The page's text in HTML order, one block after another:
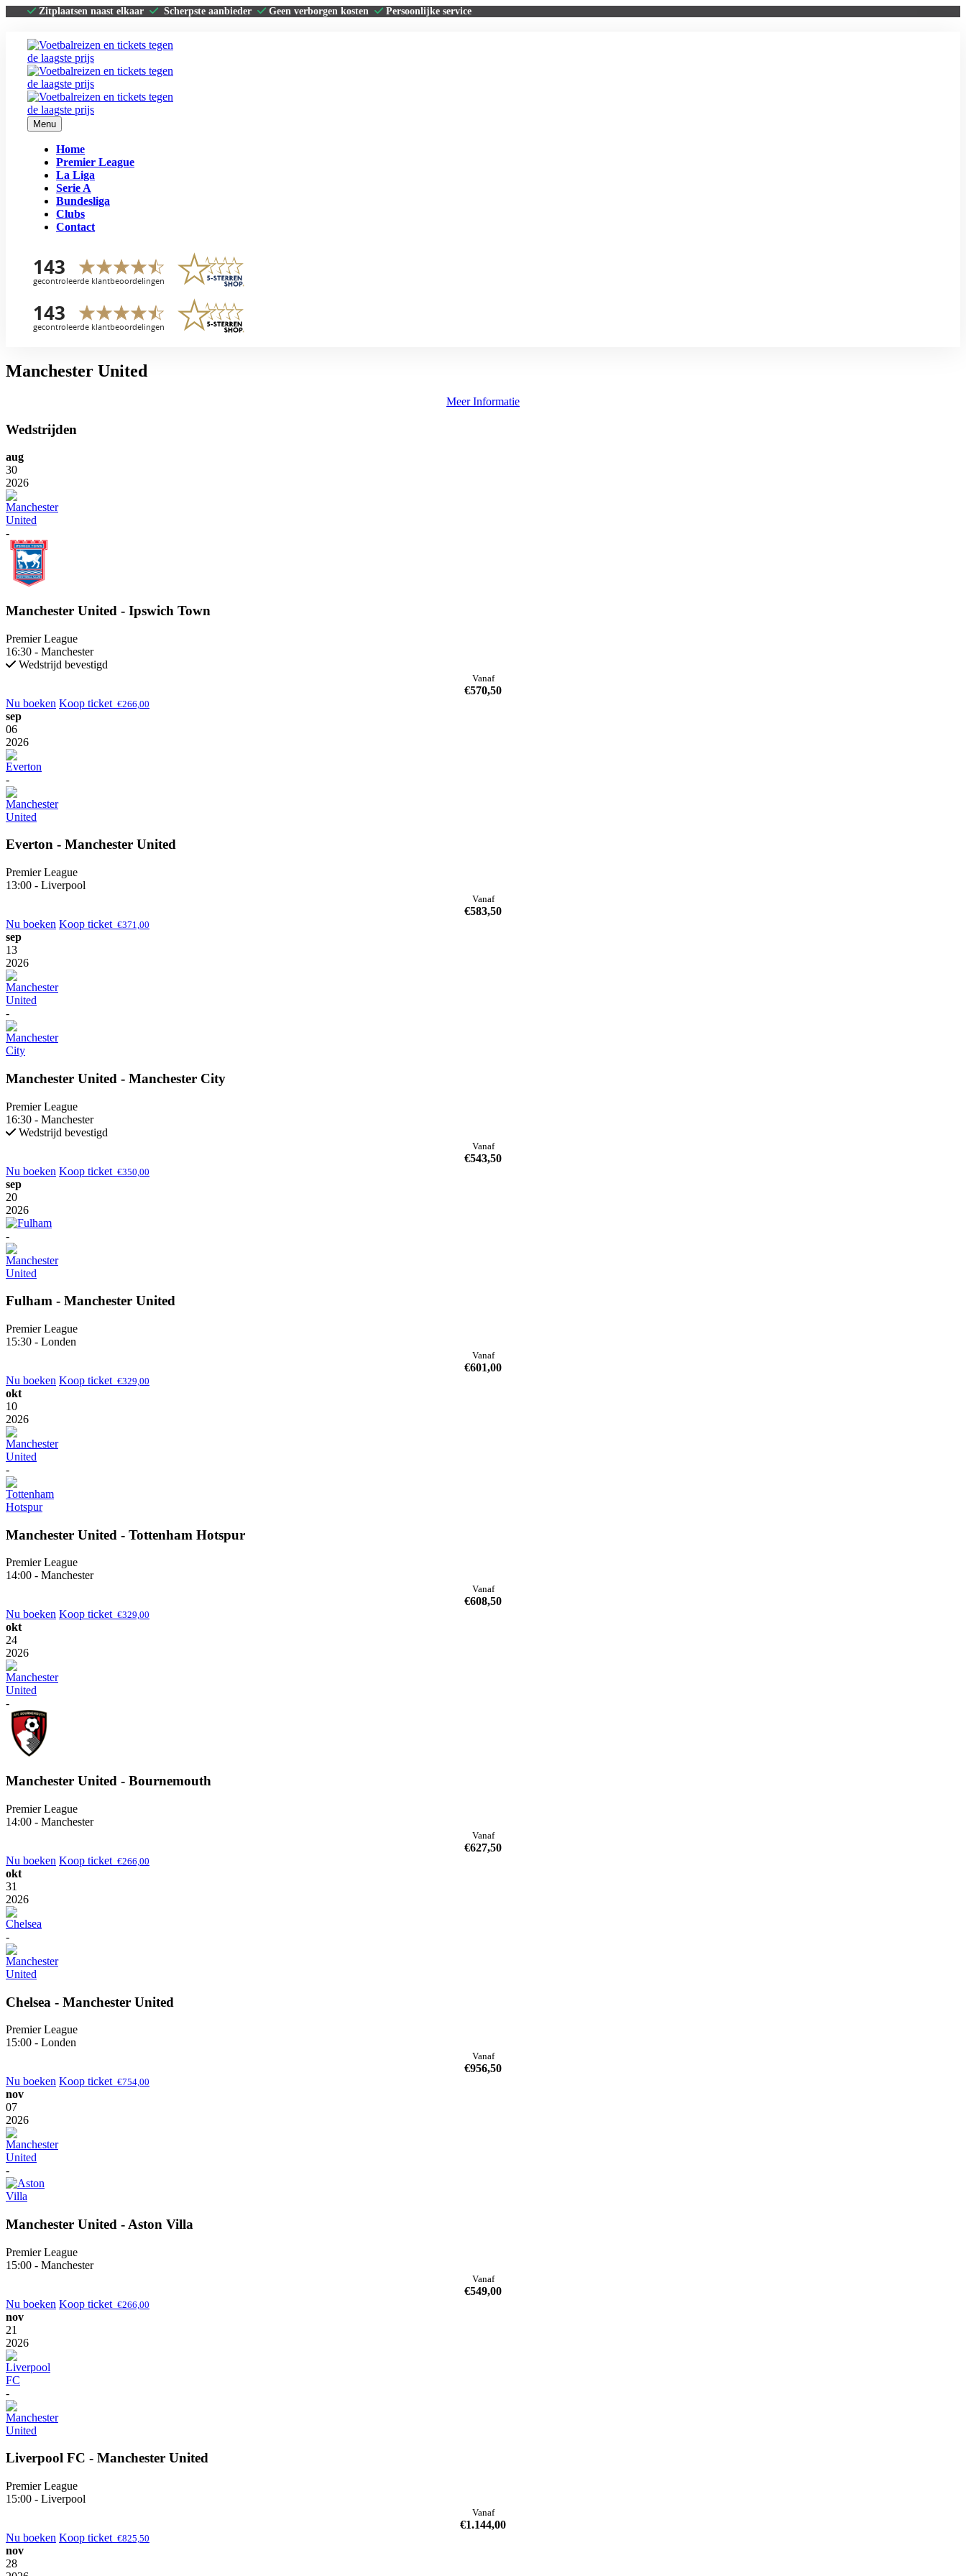
Zitplaatsen naast elkaar Scherpste aanbieder Geen verborgen kosten Persoonlijke service
Menu
Home
Premier League
La Liga
Serie A
Bundesliga
Clubs
Contact
Manchester United
Meer Informatie
Wedstrijden
aug
30
2026
-
Manchester United - Ipswich Town
Premier League
16:30 - Manchester
Wedstrijd bevestigd
Vanaf
€570,50
Nu boeken Koop ticket €266,00
sep
06
2026
-
Everton - Manchester United
Premier League
13:00 - Liverpool
Vanaf
€583,50
Nu boeken Koop ticket €371,00
sep
13
2026
-
Manchester United - Manchester City
Premier League
16:30 - Manchester
Wedstrijd bevestigd
Vanaf
€543,50
Nu boeken Koop ticket €350,00
sep
20
2026
-
Fulham - Manchester United
Premier League
15:30 - Londen
Vanaf
€601,00
Nu boeken Koop ticket €329,00
okt
10
2026
-
Manchester United - Tottenham Hotspur
Premier League
14:00 - Manchester
Vanaf
€608,50
Nu boeken Koop ticket €329,00
okt
24
2026
-
Manchester United - Bournemouth
Premier League
14:00 - Manchester
Vanaf
€627,50
Nu boeken Koop ticket €266,00
okt
31
2026
-
Chelsea - Manchester United
Premier League
15:00 - Londen
Vanaf
€956,50
Nu boeken Koop ticket €754,00
nov
07
2026
-
Manchester United - Aston Villa
Premier League
15:00 - Manchester
Vanaf
€549,00
Nu boeken Koop ticket €266,00
nov
21
2026
-
Liverpool FC - Manchester United
Premier League
15:00 - Liverpool
Vanaf
€1.144,00
Nu boeken Koop ticket €825,50
nov
28